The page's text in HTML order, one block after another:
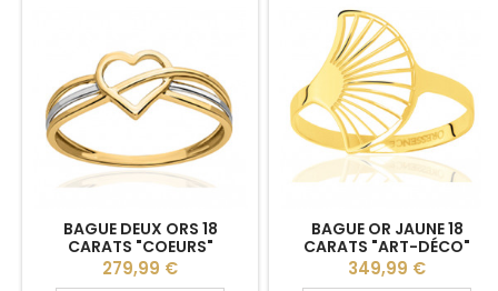
BAGUE DEUX ORS 18
CARATS "COEURS"
Prix
279,99 €
BAGUE OR JAUNE 18
CARATS "ART-DÉCO"
Prix
349,99 €